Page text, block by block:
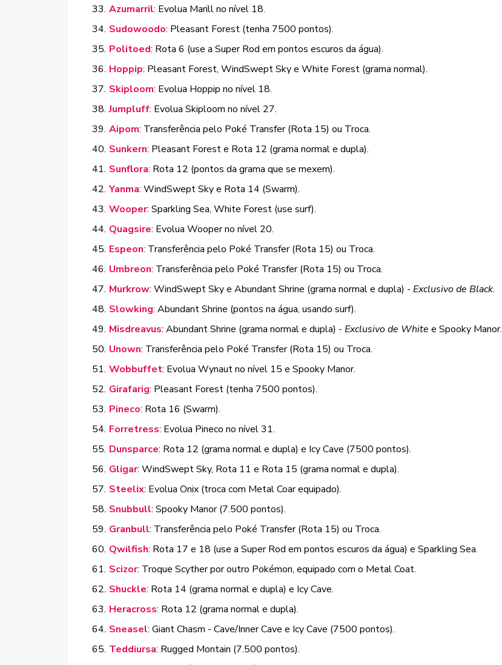
Azumarril: Evolua Marill no nível 18.
Sudowoodo: Pleasant Forest (tenha 7500 pontos).
Politoed: Rota 6 (use a Super Rod em pontos escuros da água).
Hoppip: Pleasant Forest, WindSwept Sky e White Forest (grama normal).
Skiploom: Evolua Hoppip no nível 18.
Jumpluff: Evolua Skiploom no nível 27.
Aipom: Transferência pelo Poké Transfer (Rota 15) ou Troca.
Sunkern: Pleasant Forest e Rota 12 (grama normal e dupla).
Sunflora: Rota 12 (pontos da grama que se mexem).
Yanma: WindSwept Sky e Rota 14 (Swarm).
Wooper: Sparkling Sea, White Forest (use surf).
Quagsire: Evolua Wooper no nível 20.
Espeon: Transferência pelo Poké Transfer (Rota 15) ou Troca.
Umbreon: Transferência pelo Poké Transfer (Rota 15) ou Troca.
Murkrow: WindSwept Sky e Abundant Shrine (grama normal e dupla) - Exclusivo de Black.
Slowking: Abundant Shrine (pontos na água, usando surf).
Misdreavus: Abundant Shrine (grama normal e dupla) - Exclusivo de White e Spooky Manor.
Unown: Transferência pelo Poké Transfer (Rota 15) ou Troca.
Wobbuffet: Evolua Wynaut no nível 15 e Spooky Manor.
Girafarig: Pleasant Forest (tenha 7500 pontos).
Pineco: Rota 16 (Swarm).
Forretress: Evolua Pineco no nível 31.
Dunsparce: Rota 12 (grama normal e dupla) e Icy Cave (7500 pontos).
Gligar: WindSwept Sky, Rota 11 e Rota 15 (grama normal e dupla).
Steelix: Evolua Onix (troca com Metal Coar equipado).
Snubbull: Spooky Manor (7.500 pontos).
Granbull: Transferência pelo Poké Transfer (Rota 15) ou Troca.
Qwilfish: Rota 17 e 18 (use a Super Rod em pontos escuros da água) e Sparkling Sea.
Scizor: Troque Scyther por outro Pokémon, equipado com o Metal Coat.
Shuckle: Rota 14 (grama normal e dupla) e Icy Cave.
Heracross: Rota 12 (grama normal e dupla).
Sneasel: Giant Chasm - Cave/Inner Cave e Icy Cave (7500 pontos).
Teddiursa: Rugged Montain (7.500 pontos).